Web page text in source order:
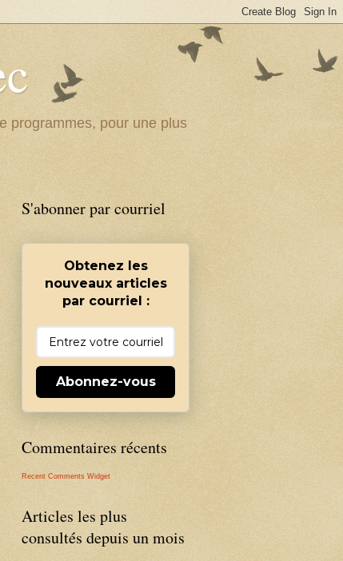
programmes, pour une plus
S'abonner par courriel
Obtenez les
nouveaux articles
par courriel :
Abonnez-vous
Commentaires récents
Recent Comments Widget
Articles les plus
consultés depuis un mois